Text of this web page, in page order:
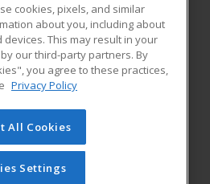
RESOURCES
Student Blog
of Cengage Learning. All rights
this site cannot be reproduced or
you have obtained prior written
cookies, pixels, and similar
about you, including about
This may result in your
our third-party partners. By
you agree to these practices,
Privacy Policy
All Cookies
Settings